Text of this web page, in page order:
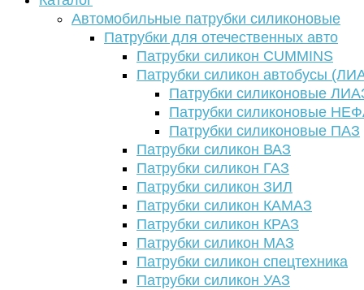
Автомобильные патрубки силиконовые
Патрубки для отечественных авто
Патрубки силикон CUMMINS
Патрубки силикон автобусы
Патрубки силиконовые
Патрубки силиконовые
Патрубки силиконовые ПАЗ
Патрубки силикон ВАЗ
Патрубки силикон ГАЗ
Патрубки силикон ЗИЛ
Патрубки силикон КАМАЗ
Патрубки силикон КРАЗ
Патрубки силикон МАЗ
Патрубки силикон спецтехника
Патрубки силикон УАЗ